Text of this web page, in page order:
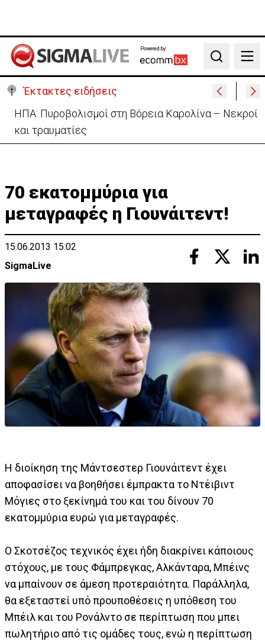
Powered by:
Search
Έκτακτες ειδήσεις
ΗΠΑ: Πυροβολισμοί στη Βόρεια Καρολίνα – Νεκροί
και τραυματίες
70 εκατομμύρια για
μεταγραφές η Γιουνάιτεντ!
15.06.2013 15:02
SigmaLive
Η διοίκηση της Μάντσεστερ Γιουνάιτεντ έχει
αποφασίσει να βοηθήσει έμπρακτα το Ντέιβιντ
Μόγιες στο ξεκίνημά του και του δίνουν 70
εκατομμύρια ευρώ για μεταγραφές.
Ο Σκοτσέζος τεχνικός έχει ήδη διακρίνει κάποιους
στόχους, με τους Φάμπρεγκας, Αλκάνταρα, Μπέινς
να μπαίνουν σε άμεση προτεραιότητα. Παράλληλα,
θα εξεταστεί υπό προυποθέσεις η υπόθεση του
Μπέιλ και του Ρονάλντο σε περίπτωση που μπει
πωλητήριο από τις ομάδες τους, ενώ η περίπτωση